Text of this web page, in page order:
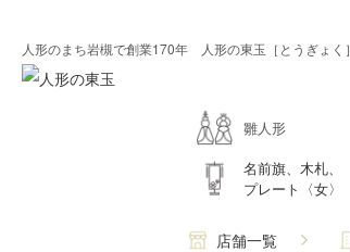
人形のまち岩槻で創業170年 人形の東玉［とうぎょく］
雛人形
名前旗、木札、
プレート〈女〉
店舗一覧